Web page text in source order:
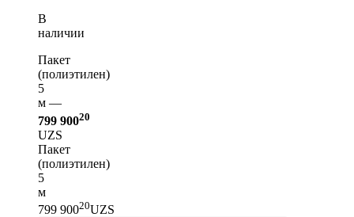
В
наличии
Пакет
(полиэтилен)
5
м —
799 90020
UZS
Пакет
(полиэтилен)
5
м
799 90020UZS